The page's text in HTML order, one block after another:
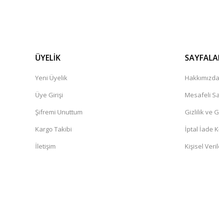
ÜYELİK
Yeni Üyelik
Üye Girişi
Şifremi Unuttum
Kargo Takibi
İletişim
Hakkımızda
Mesafeli
Gizlilik ve
İptal İade
Kişisel